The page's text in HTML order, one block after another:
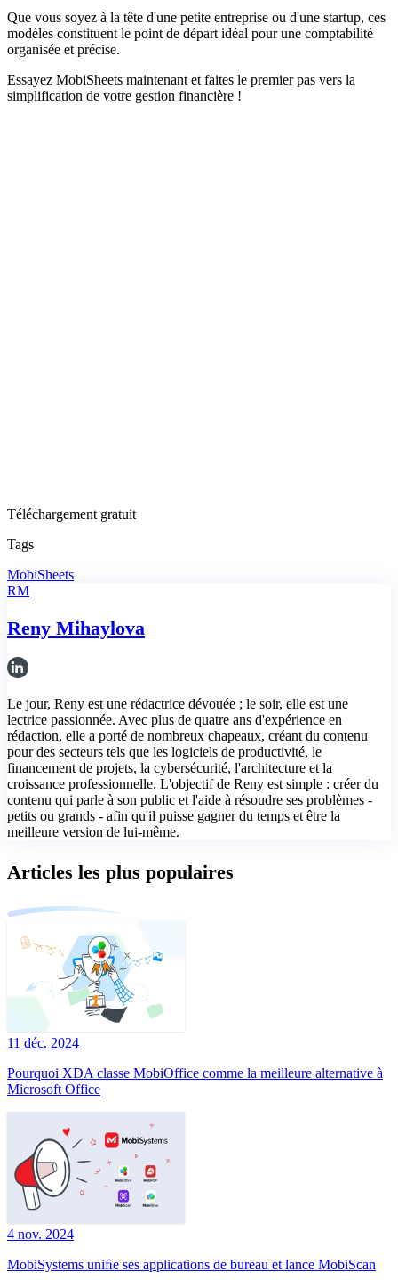
Que vous soyez à la tête d'une petite entreprise ou d'une startup, ces
modèles constituent le point de départ idéal pour une comptabilité
organisée et précise.
Essayez MobiSheets maintenant et faites le premier pas vers la
simplification de votre gestion financière !
Téléchargement gratuit
Tags
MobiSheets
RM
Reny Mihaylova
Le jour, Reny est une rédactrice dévouée ; le soir, elle est une
lectrice passionnée. Avec plus de quatre ans d'expérience en
rédaction, elle a porté de nombreux chapeaux, créant du contenu
pour des secteurs tels que les logiciels de productivité, le
financement de projets, la cybersécurité, l'architecture et la
croissance professionnelle. L'objectif de Reny est simple : créer du
contenu qui parle à son public et l'aide à résoudre ses problèmes -
petits ou grands - afin qu'il puisse gagner du temps et être la
meilleure version de lui-même.
Articles les plus populaires
11 déc. 2024
Pourquoi XDA classe MobiOffice comme la meilleure alternative à
Microsoft Office
4 nov. 2024
MobiSystems uniﬁe ses applications de bureau et lance MobiScan